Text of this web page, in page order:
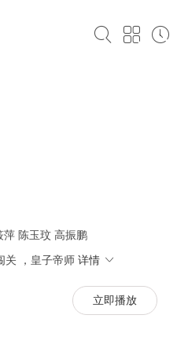
萍 陈玉玟 高振鹏
，皇子帝师 详情
立即播放